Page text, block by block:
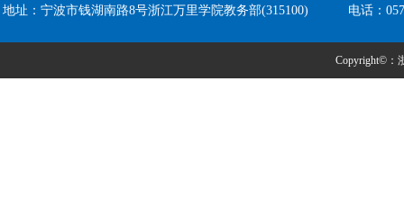
地址：宁波市钱湖南路8号浙江万里学院教务部(315100) 电话：
Copyright©：